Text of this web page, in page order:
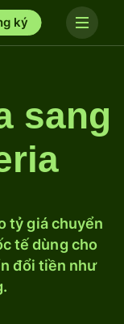
ký
sang
tỷ giá chuyển
tế dùng cho
đổi tiền như